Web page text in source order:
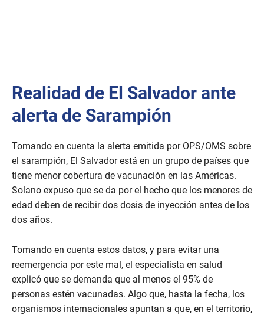
s
e
o
s
Realidad de El Salvador ante
alerta de Sarampión
Tomando en cuenta la alerta emitida por OPS/OMS sobre
el sarampión, El Salvador está en un grupo de países que
tiene menor cobertura de vacunación en las Américas.
Solano expuso que se da por el hecho que los menores de
edad deben de recibir dos dosis de inyección antes de los
dos años.
Tomando en cuenta estos datos, y para evitar una
reemergencia por este mal, el especialista en salud
explicó que se demanda que al menos el 95% de
personas estén vacunadas. Algo que, hasta la fecha, los
organismos internacionales apuntan a que, en el territorio,